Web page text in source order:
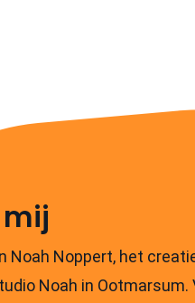
Noah Noppert, het
Noah in Ootmarsum.